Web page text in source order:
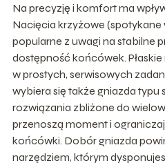
Na precyzję i komfort ma
Nacięcia krzyżowe (spotykane
popularne z uwagi na stabilne
dostępność końcówek.
w prostych, serwisowych
wybiera się także gniazda
rozwiązania zbliżone do
przenoszą moment i
końcówki. Dobór gniazda
narzędziem, którym